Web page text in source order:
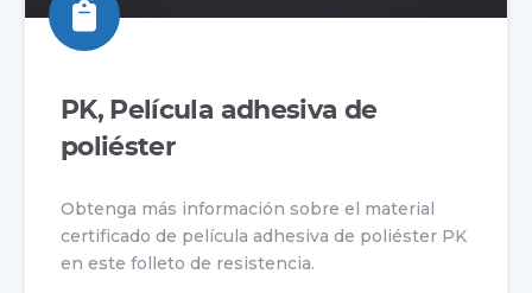
PK, Película adhesiva de
poliéster
Obtenga más información sobre el material
certificado de película adhesiva de poliéster PK
en este folleto de resistencia.